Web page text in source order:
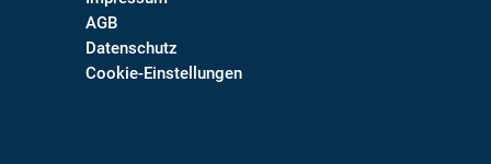
AGB
Datenschutz
Cookie-Einstellungen